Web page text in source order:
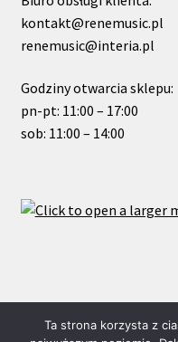
kontakt@renemusic.pl
renemusic@interia.pl
Godziny otwarcia sklepu:
pn-pt: 11:00 – 17:00
sob: 11:00 – 14:00
© ReneMusic 2021
Ta strona korzysta z